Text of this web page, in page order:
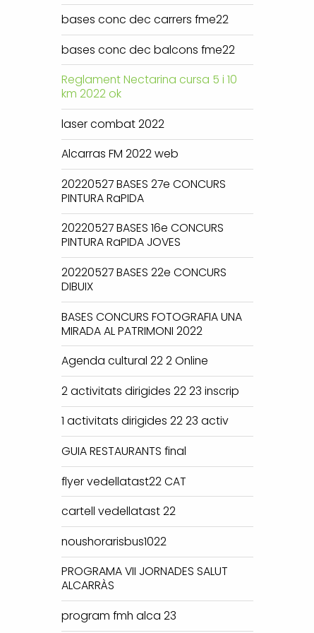
bases conc dec carrers fme22
bases conc dec balcons fme22
Reglament Nectarina cursa 5 i 10
km 2022 ok
laser combat 2022
Alcarras FM 2022 web
20220527 BASES 27e CONCURS
PINTURA RaPIDA
20220527 BASES 16e CONCURS
PINTURA RaPIDA JOVES
20220527 BASES 22e CONCURS
DIBUIX
BASES CONCURS FOTOGRAFIA UNA
MIRADA AL PATRIMONI 2022
Agenda cultural 22 2 Online
2 activitats dirigides 22 23 inscrip
1 activitats dirigides 22 23 activ
GUIA RESTAURANTS final
flyer vedellatast22 CAT
cartell vedellatast 22
noushorarisbus1022
PROGRAMA VII JORNADES SALUT
ALCARRÀS
program fmh alca 23